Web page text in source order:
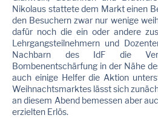
Nikolaus stattete dem Markt einen
den Besuchern zwar nur wenige
dafür noch die ein oder andere
Lehrgangsteilnehmern und
Nachbarn des IdF die
Bombenentschärfung in der Nähe
auch einige Helfer die Aktion
Weihnachtsmarktes lässt sich
an diesem Abend bemessen aber
erzielten Erlös.